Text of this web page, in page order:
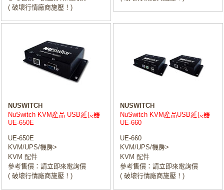
( 破壞行情廠商施壓！)
NUSWITCH
NuSwitch KVM產品 USB延長器
UE-650E
UE-650E
KVM/UPS/機房>
KVM 配件
參考售價：請立即來電詢價
( 破壞行情廠商施壓！)
NUSWITCH
NuSwitch KVM產品USB延長器
UE-660
UE-660
KVM/UPS/機房>
KVM 配件
參考售價：請立即來電詢價
( 破壞行情廠商施壓！)